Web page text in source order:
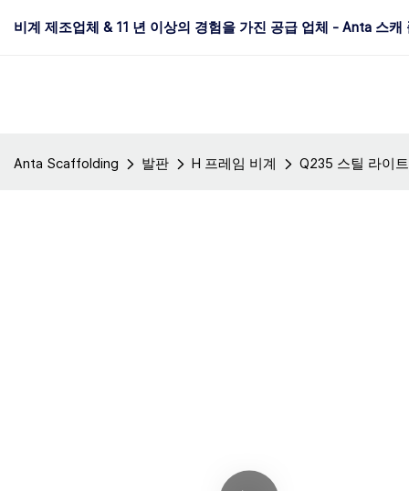
비계 제조업체 & 11 년 이상의 경험을 가진 공급 업체 - Anta 스캐
Anta Scaffolding 발판 H 프레임 비계 Q235 스틸 라이